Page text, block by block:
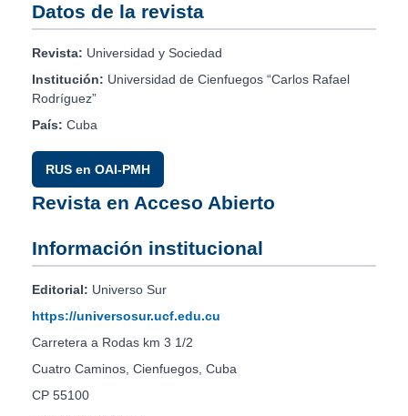
Datos de la revista
Revista: Universidad y Sociedad
Institución: Universidad de Cienfuegos “Carlos Rafael
Rodríguez”
País: Cuba
RUS en OAI-PMH
Revista en Acceso Abierto
Información institucional
Editorial: Universo Sur
https://universosur.ucf.edu.cu
Carretera a Rodas km 3 1/2
Cuatro Caminos, Cienfuegos, Cuba
CP 55100